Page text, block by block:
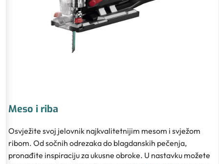
Meso i riba
Osvježite svoj jelovnik najkvalitetnijim mesom i svježom
ribom. Od sočnih odrezaka do blagdanskih pečenja,
pronađite inspiraciju za ukusne obroke. U nastavku možete